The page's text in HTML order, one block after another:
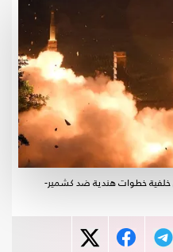
خلفية خطوات هندية ضد كشمير-